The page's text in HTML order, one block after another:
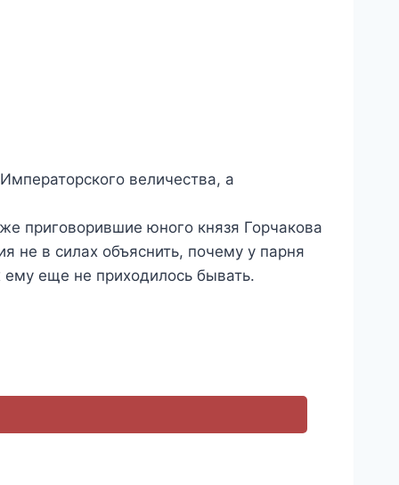
величества, а
приговорившие юного князя Горчакова
не в силах объяснить, почему у парня
еще не приходилось бывать.